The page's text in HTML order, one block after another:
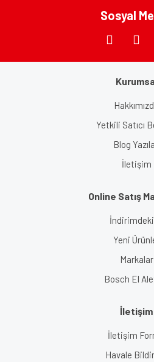
Sosyal
Yetkili Satıcı
Blog
İletişim
Online Satış
Yeni
Markalar
Bosch El
İletişim
İletişim
Havale